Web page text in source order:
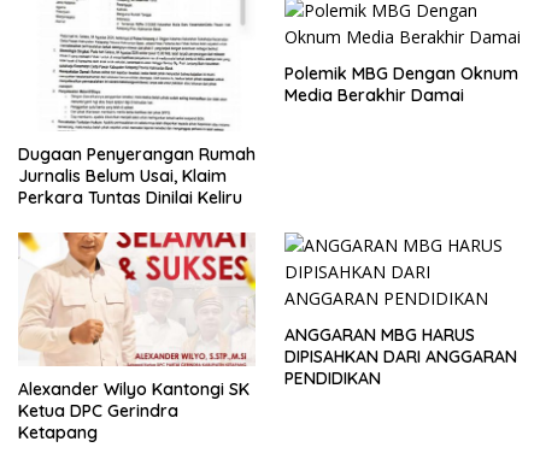
Dugaan Penyerangan Rumah
Jurnalis Belum Usai, Klaim
Perkara Tuntas Dinilai Keliru
Polemik MBG Dengan Oknum
Media Berakhir Damai
Alexander Wilyo Kantongi SK
Ketua DPC Gerindra
Ketapang
ANGGARAN MBG HARUS
DIPISAHKAN DARI ANGGARAN
PENDIDIKAN